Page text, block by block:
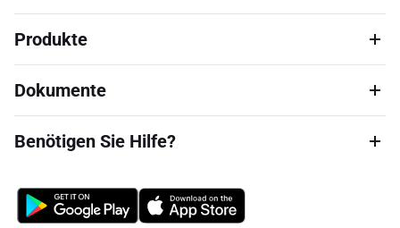
Produkte
Dokumente
Benötigen Sie Hilfe?